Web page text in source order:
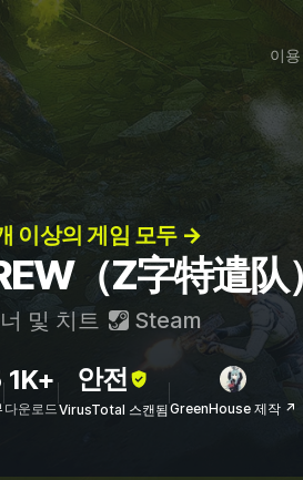
이
이상의 게임 모두 →
（Z字特遣队
및 치트 Steam
1K+
다운로드
안전
VirusTotal 스캔됨GreenHouse 제작 ↗